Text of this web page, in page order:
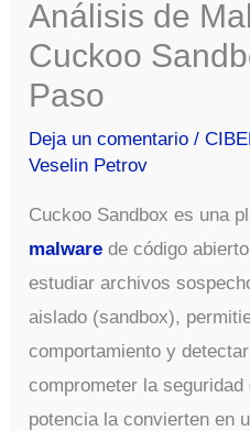
Análisis de
Cuckoo
Paso
Deja un comentario /
Veselin Petrov
Cuckoo Sandbox es una
malware de código
estudiar archivos
aislado (sandbox),
comportamiento y
comprometer la
potencia la convierten en